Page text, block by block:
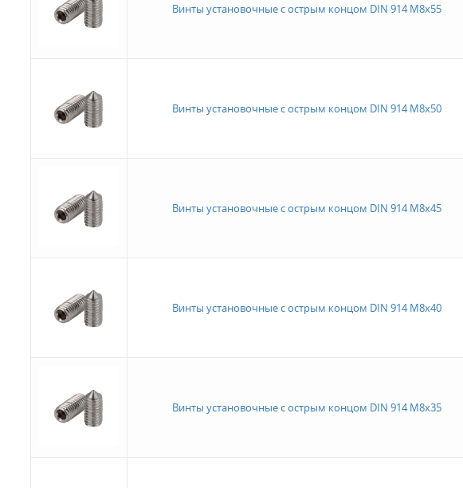
Винты установочные с острым концом DIN 914 M8x55
Винты установочные с острым концом DIN 914 M8x50
Винты установочные с острым концом DIN 914 M8x45
Винты установочные с острым концом DIN 914 M8x40
Винты установочные с острым концом DIN 914 M8x35